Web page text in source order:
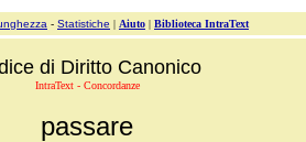
- Statistiche | Aiuto | Biblioteca IntraText
di Diritto Canonico
IntraText - Concordanze
passare